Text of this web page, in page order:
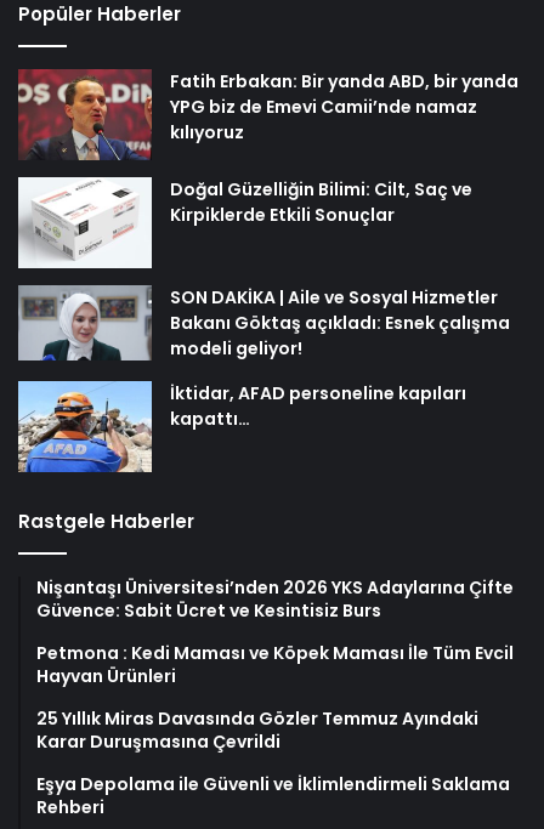
Popüler Haberler
Fatih Erbakan: Bir yanda ABD, bir yanda
YPG biz de Emevi Camii’nde namaz
kılıyoruz
Doğal Güzelliğin Bilimi: Cilt, Saç ve
Kirpiklerde Etkili Sonuçlar
SON DAKİKA | Aile ve Sosyal Hizmetler
Bakanı Göktaş açıkladı: Esnek çalışma
modeli geliyor!
İktidar, AFAD personeline kapıları
kapattı…
Rastgele Haberler
Nişantaşı Üniversitesi’nden 2026 YKS Adaylarına Çifte
Güvence: Sabit Ücret ve Kesintisiz Burs
Petmona : Kedi Maması ve Köpek Maması İle Tüm Evcil
Hayvan Ürünleri
25 Yıllık Miras Davasında Gözler Temmuz Ayındaki
Karar Duruşmasına Çevrildi
Eşya Depolama ile Güvenli ve İklimlendirmeli Saklama
Rehberi